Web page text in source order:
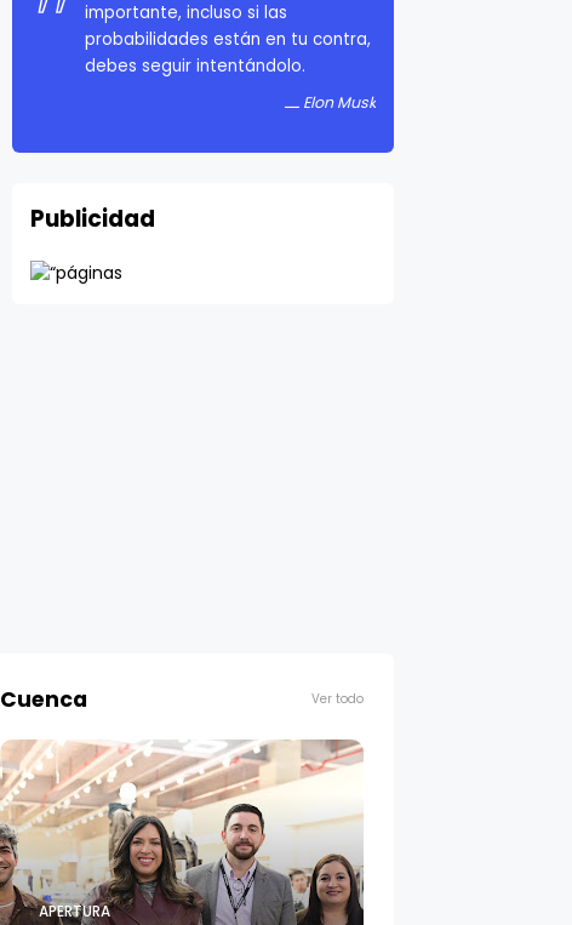
importante, incluso si las
probabilidades están en tu contra,
debes seguir intentándolo.
Elon Musk
Publicidad
Cuenca Ver todo
APERTURA